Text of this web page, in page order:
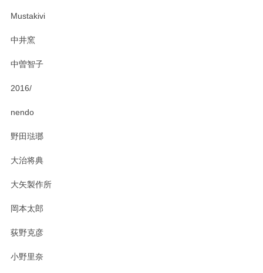
Mustakivi
中井窯
中曽智子
2016/
nendo
野田琺瑯
大治将典
大矢製作所
岡本太郎
荻野克彦
小野里奈